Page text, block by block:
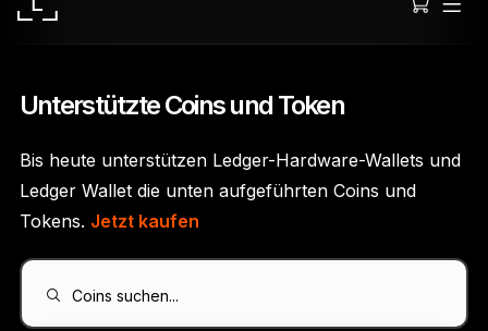
Durchweg erstklassig
Unterstützte Coins und Token
Bis heute unterstützen Ledger-Hardware-Wallets und
Ledger Wallet die unten aufgeführten Coins und
Tokens. Jetzt kaufen
Coins suchen...